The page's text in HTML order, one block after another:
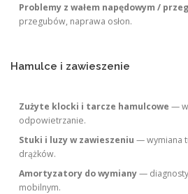
Problemy z wałem napędowym /
przegubów, naprawa osłon.
Hamulce i zawieszenie
Zużyte klocki i tarcze hamulcowe —
odpowietrzanie.
Stuki i luzy w zawieszeniu — wymiana
drążków.
Amortyzatory do wymiany—
mobilnym.